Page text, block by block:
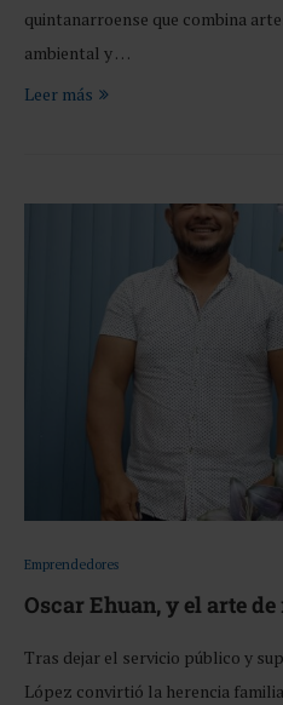
quintanarroense que combina
ambiental y …
Leer más
Emprendedores
Oscar Ehuan, y el arte
Tras dejar el servicio público y
López convirtió la herencia